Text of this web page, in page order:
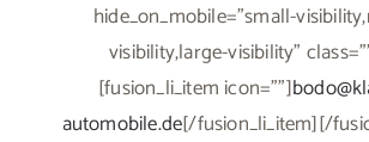
hide_on_mobile="small-
visibility,large-visibility"
[fusion_li_item icon=""]
automobile.de[/fusion_li_item][/